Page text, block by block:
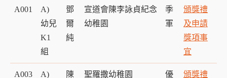
A001
A)
幼兒
K1
組
鄧
爾
純
宣道會陳李詠貞紀念
幼稚園
季
軍
頒獎禮
及申請
獎項事
宜
A003
A)
陳
聖羅撒幼稚園
優
頒獎禮